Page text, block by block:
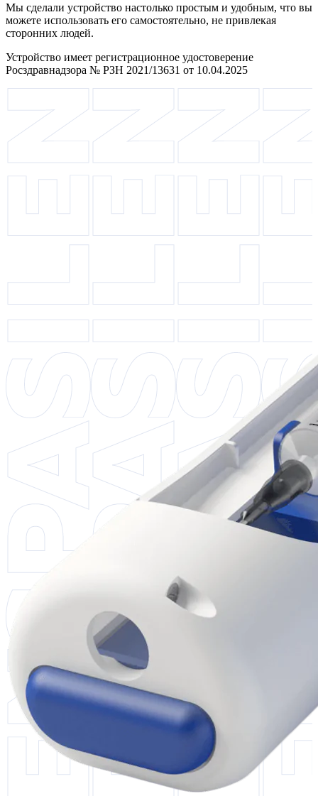
Мы сделали устройство настолько простым и удобным, что вы
можете использовать его самостоятельно, не привлекая
сторонних людей.
Устройство имеет регистрационное удостоверение
Росздравнадзора № РЗН 2021/13631 от 10.04.2025